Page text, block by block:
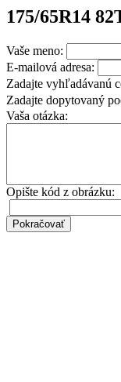
175/65R14
Vaše meno:
E-mailová adresa:
Zadajte vyhľadávanú
Zadajte dopytovaný
Vaša otázka:
Opište kód z obrázku: